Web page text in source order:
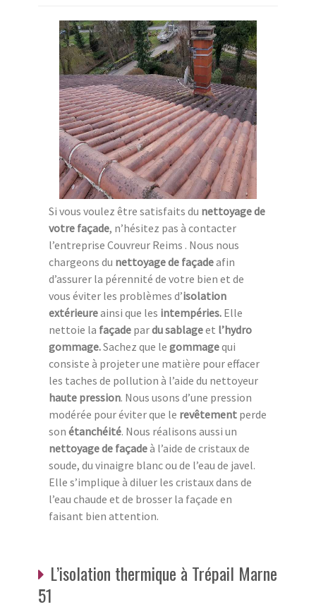
Si vous voulez être satisfaits du nettoyage de
votre façade, n’hésitez pas à contacter
l’entreprise Couvreur Reims . Nous nous
chargeons du nettoyage de façadeafin
d’assurer la pérennité de votre bien et de
vous éviter les problèmes d’isolation
extérieureainsi que les intempéries. Elle
nettoie la façade pardu sablageet l’hydro
gommage.Sachez que le gommagequi
consiste à projeter une matière pour effacer
les taches de pollution à l’aide du nettoyeur
haute pression. Nous usons d’une pression
modérée pour éviter que le revêtement perde
son étanchéité. Nous réalisons aussi un
nettoyage de façadeà l’aide de cristaux de
soude, du vinaigre blanc ou de l’eau de javel.
Elle s’implique à diluer les cristaux dans de
l’eau chaude et de brosser la façade en
faisant bien attention.
L’isolation thermique à Trépail Marne
51